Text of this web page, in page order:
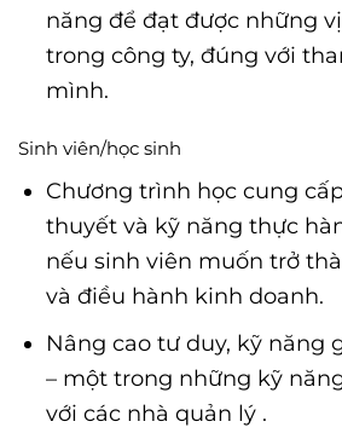
năng để đạt được những
trong công ty, đúng với
mình.
Sinh viên/học sinh
Chương trình học cung
thuyết và kỹ năng thực
nếu sinh viên muốn trở
và điều hành kinh doanh.
Nâng cao tư duy, kỹ năng
– một trong những kỹ
với các nhà quản lý .